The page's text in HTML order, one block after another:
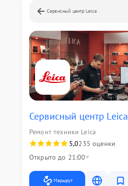
Сервисный центр Leica
Сервисный центр Leica
Ремонт техники Leica
5,0235 оценки
Открыто до 21:00
Маршрут